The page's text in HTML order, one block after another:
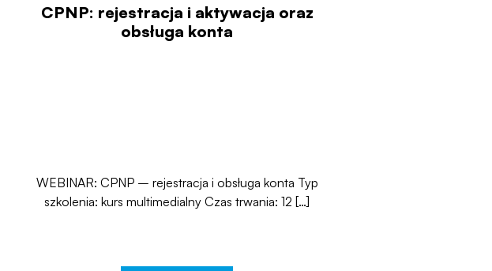
CPNP: rejestracja i aktywacja oraz
obsługa konta
WEBINAR: CPNP – rejestracja i obsługa konta Typ
szkolenia: kurs multimedialny Czas trwania: 12 […]